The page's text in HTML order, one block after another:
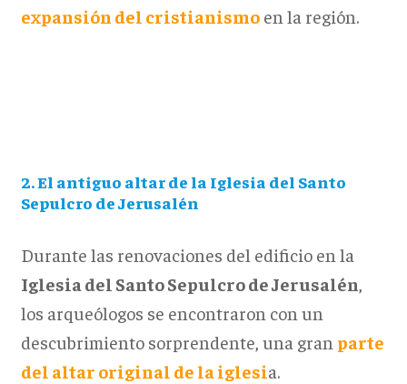
expansión del cristianismoen la región.
2. El antiguo altar de la Iglesia del Santo
Sepulcro de Jerusalén
Durante las renovaciones del edificio en la
Iglesia del Santo Sepulcro de Jerusalén,
los arqueólogos se encontraron con un
descubrimiento sorprendente, una gran parte
del altar original de la iglesia.